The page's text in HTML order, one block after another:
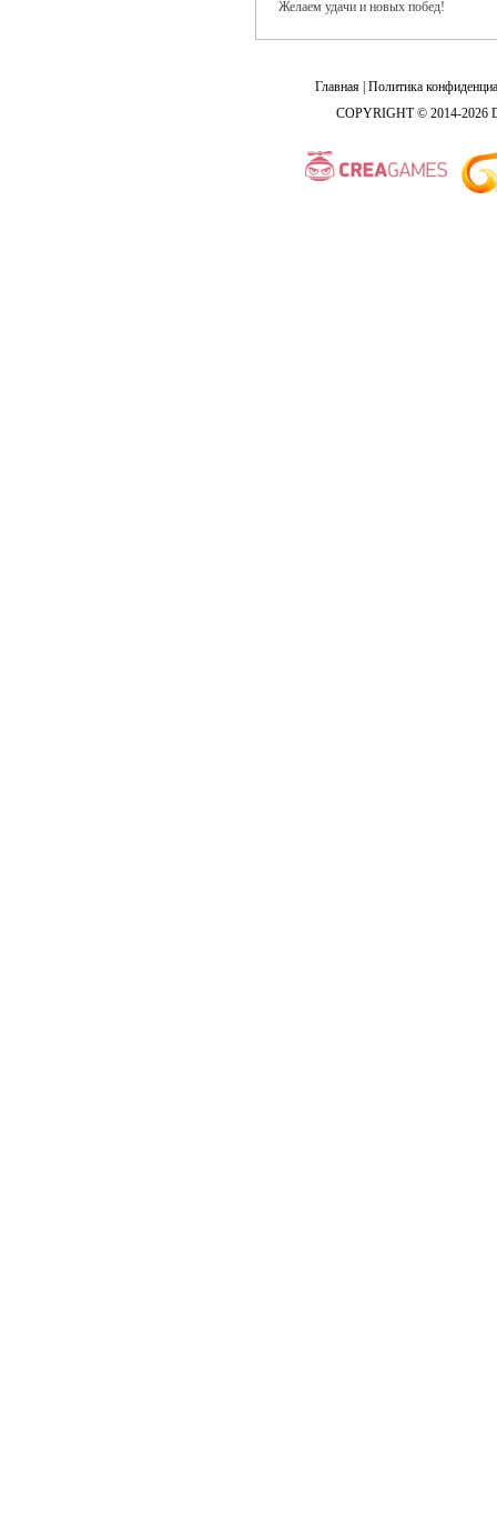
Желаем удачи и новых побед!
Главная Политика
COPYRIGHT © 2014-2026